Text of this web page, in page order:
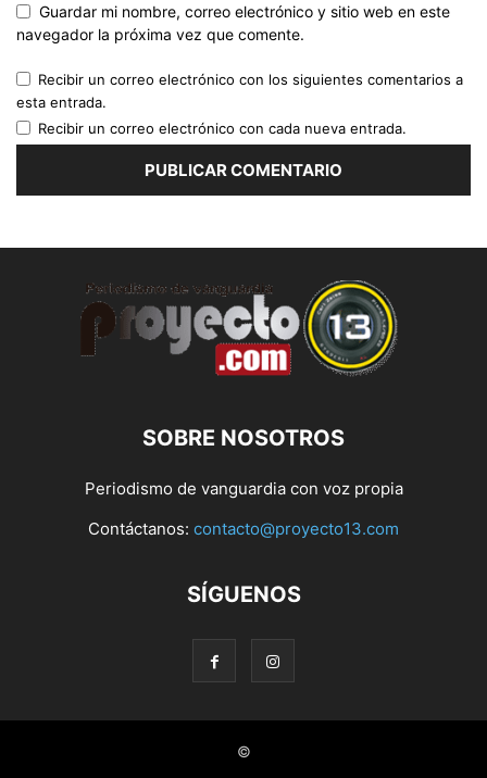
Guardar mi nombre, correo electrónico y sitio web en este
navegador la próxima vez que comente.
Recibir un correo electrónico con los siguientes comentarios a
esta entrada.
Recibir un correo electrónico con cada nueva entrada.
SOBRE NOSOTROS
Periodismo de vanguardia con voz propia
Contáctanos: contacto@proyecto13.com
SÍGUENOS
©